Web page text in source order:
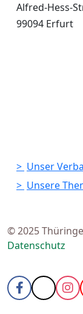
Alfred-Hess-
99094 Erfurt
Unser
Unsere
© 2025
Datenschutz